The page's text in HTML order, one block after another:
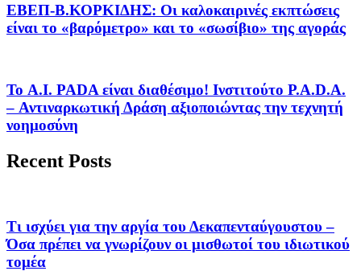
EΒΕΠ-Β.ΚΟΡΚΙΔΗΣ: Οι καλοκαιρινές εκπτώσεις
είναι το «βαρόμετρο» και το «σωσίβιο» της αγοράς
Το A.I. PADA είναι διαθέσιμο! Ινστιτούτο P.A.D.A.
– Αντιναρκωτική Δράση αξιοποιώντας την τεχνητή
νοημοσύνη
Recent Posts
Τι ισχύει για την αργία του Δεκαπενταύγουστου –
Όσα πρέπει να γνωρίζουν οι μισθωτοί του ιδιωτικού
τομέα